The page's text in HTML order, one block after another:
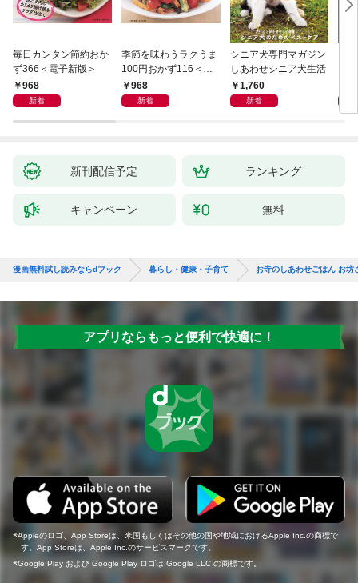
毎日カンタン節約おか
ず366＜電子新版＞
968
新着
季節を味わうラクうま
100円おかず116＜電
子新版＞
968
新着
シニア犬専門マガジン
しあわせシニア犬生活
1,760
新着
新刊配信予定 ランキング
キャンペーン 無料
漫画無料試し読みならdブック 暮らし・健康・子育て お寺のしあわせごはん お坊
アプリならもっと便利で快適に！
Appleのロゴ、App Storeは、米国もしくはその他の国や地域におけるApple Inc.の商標で
す。App Storeは、Apple Inc.のサービスマークです。
Google Play および Google Play ロゴは Google LLC の商標です。